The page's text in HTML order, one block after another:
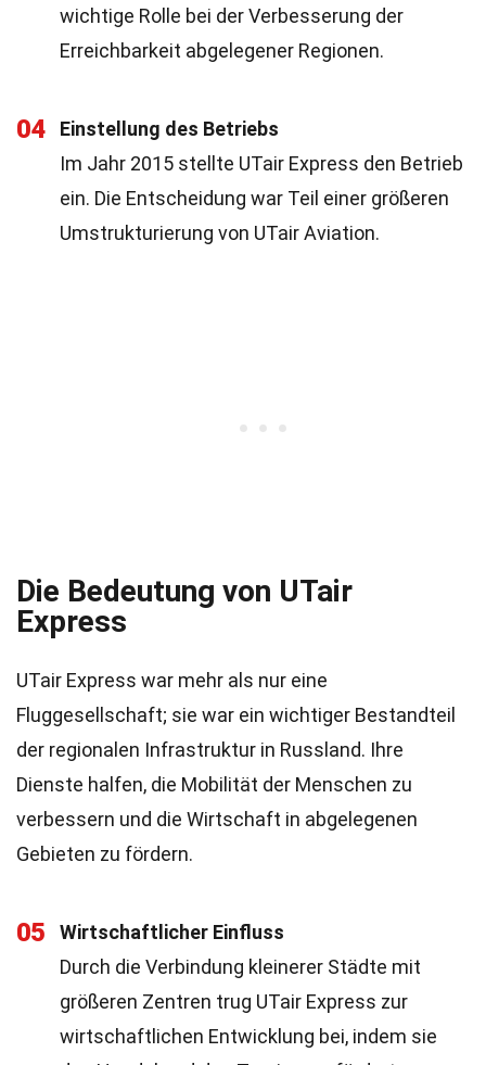
wichtige Rolle bei der Verbesserung der
Erreichbarkeit abgelegener Regionen.
04
Einstellung des Betriebs
Im Jahr 2015 stellte UTair Express den Betrieb
ein. Die Entscheidung war Teil einer größeren
Umstrukturierung von UTair Aviation.
Die Bedeutung von UTair
Express
UTair Express war mehr als nur eine
Fluggesellschaft; sie war ein wichtiger Bestandteil
der regionalen Infrastruktur in Russland. Ihre
Dienste halfen, die Mobilität der Menschen zu
verbessern und die Wirtschaft in abgelegenen
Gebieten zu fördern.
05
Wirtschaftlicher Einfluss
Durch die Verbindung kleinerer Städte mit
größeren Zentren trug UTair Express zur
wirtschaftlichen Entwicklung bei, indem sie